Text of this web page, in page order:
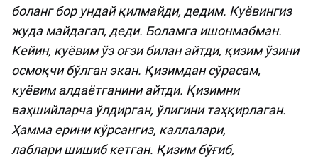
боланг бор ундай қилмайди, дедим. Куёвингиз
жуда майдагап, деди. Боламга ишонмабман.
Кейин, куёвим ўз оғзи билан айтди, қизим ўзини
осмоқчи бўлган экан. Қизимдан сўрасам,
куёвим алдаётганини айтди. Қизимни
ваҳшийларча ўлдирган, ўлигини таҳқирлаган.
Ҳамма ерини кўрсангиз, каллалари,
лаблари шишиб кетган. Қизим бўғиб,